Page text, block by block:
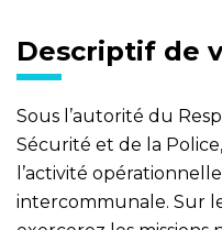
Descriptif de
Sous l’autorité du
Sécurité et de la
l’activité
intercommunale. Sur